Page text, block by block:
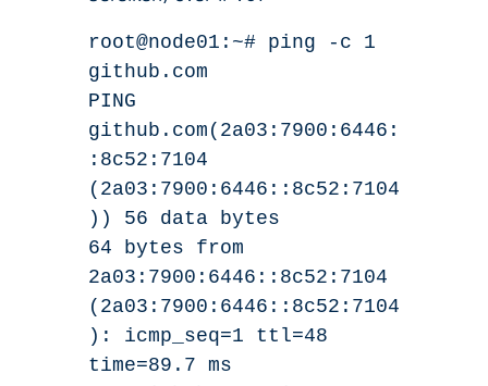
root@node01:~# ping -c 1
github.com
PING
github.com(2a03:7900:6446:
:8c52:7104
(2a03:7900:6446::8c52:7104
)) 56 data bytes
64 bytes from
2a03:7900:6446::8c52:7104
(2a03:7900:6446::8c52:7104
): icmp_seq=1 ttl=48
time=89.7 ms